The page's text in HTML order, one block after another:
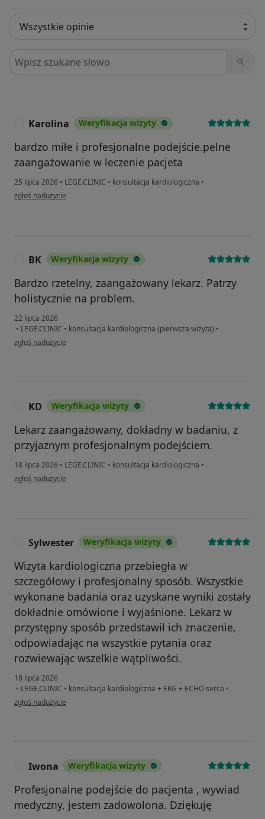
Szukaj w opiniach
Karolina Weryfikacja wizyty
bardzo miłe i profesjonalne podejście.pelne
zaangażowanie w leczenie pacjeta
25 lipca 2026 • LEGE.CLINIC • konsultacja kardiologiczna •
w opinii użytkownika Karolina
zgłoś nadużycie
BK Weryfikacja wizyty
Bardzo rzetelny, zaangażowany lekarz. Patrzy
holistycznie na problem.
22 lipca 2026
• LEGE.CLINIC • konsultacja kardiologiczna (pierwsza wizyta) •
w opinii użytkownika BK
zgłoś nadużycie
KD Weryfikacja wizyty
Lekarz zaangażowany, dokładny w badaniu, z
przyjaznym profesjonalnym podejściem.
18 lipca 2026 • LEGE.CLINIC • konsultacja kardiologiczna •
w opinii użytkownika KD
zgłoś nadużycie
Sylwester Weryfikacja wizyty
Wizyta kardiologiczna przebiegła w
szczegółowy i profesjonalny sposób. Wszystkie
wykonane badania oraz uzyskane wyniki zostały
dokładnie omówione i wyjaśnione. Lekarz w
przystępny sposób przedstawił ich znaczenie,
odpowiadając na wszystkie pytania oraz
rozwiewając wszelkie wątpliwości.
18 lipca 2026
• LEGE.CLINIC • konsultacja kardiologiczna + EKG + ECHO serca •
w opinii użytkownika Sylwester
zgłoś nadużycie
Iwona Weryfikacja wizyty
Profesjonalne podejście do pacjenta , wywiad
medyczny, jestem zadowolona. Dziękuję